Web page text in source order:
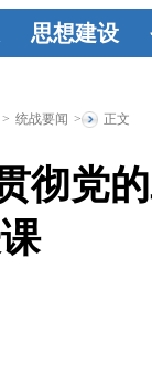
思想建设
习资料 民盟
传统教育基
地 统战理论
研究
> 统战要闻 > 正文
彻党